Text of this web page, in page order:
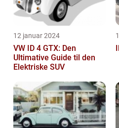
12 januar 2024
VW ID 4 GTX: Den
Ultimative Guide til den
Elektriske SUV